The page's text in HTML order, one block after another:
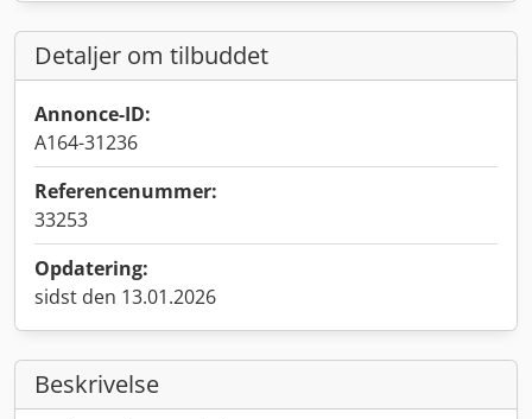
Detaljer om tilbuddet
Annonce-ID:
A164-31236
Referencenummer:
33253
Opdatering:
sidst den 13.01.2026
Beskrivelse